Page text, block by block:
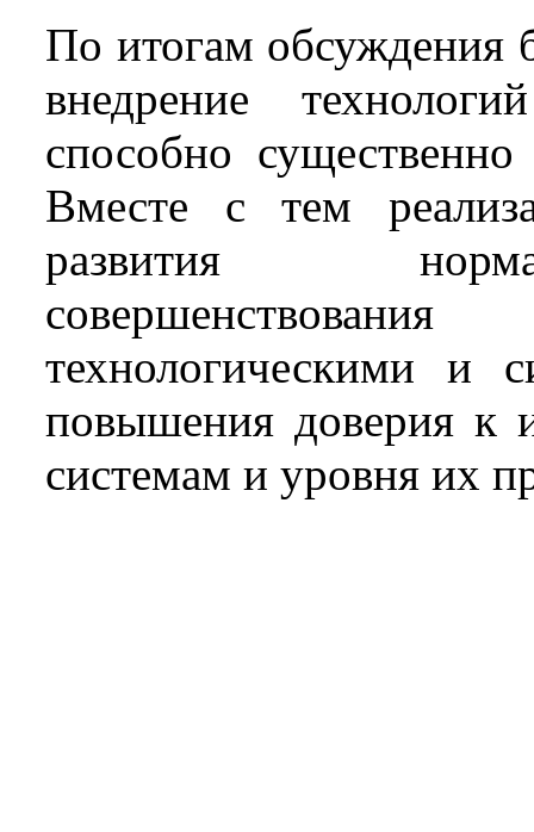
По итогам обсуждения
внедрение
способно
Вместе с тем
развития
технологическими и
повышения доверия к
системам и уровня их